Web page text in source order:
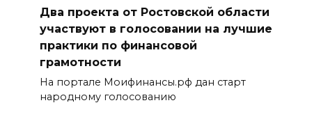
Два проекта от Ростовской области
участвуют в голосовании на лучшие
практики по финансовой
грамотности
На портале Моифинансы.рф дан старт
народному голосованию